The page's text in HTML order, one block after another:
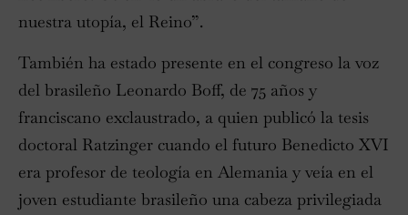
nuestra utopía, el Reino”.
También ha estado presente en el congreso la voz
del brasileño Leonardo Boff, de 75 años y
franciscano exclaustrado, a quien publicó la tesis
doctoral Ratzinger cuando el futuro Benedicto XVI
era profesor de teología en Alemania y veía en el
joven estudiante brasileño una cabeza privilegiada